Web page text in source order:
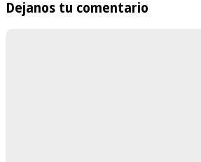
Dejanos tu comentario